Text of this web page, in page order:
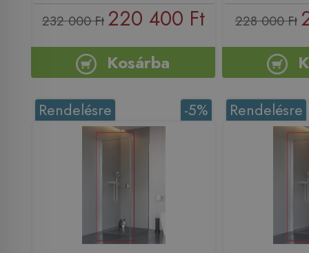
232 000 Ft 220 400 Ft
Kosárba
228 000 Ft
-5%
Rendelésre Rendelésre